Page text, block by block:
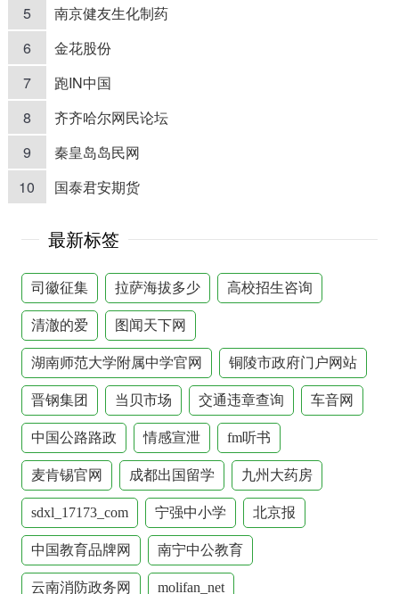
5
南京健友生化制药
6
金花股份
7
跑IN中国
8
齐齐哈尔网民论坛
9
秦皇岛岛民网
10
国泰君安期货
最新标签
司徽征集 拉萨海拔多少 高校招生咨询
清澈的爱 图闻天下网
湖南师范大学附属中学官网 铜陵市政府门户网站
晋钢集团 当贝市场 交通违章查询 车音网
中国公路路政 情感宣泄 fm听书
麦肯锡官网 成都出国留学 九州大药房
sdxl_17173_com 宁强中小学 北京报
中国教育品牌网 南宁中公教育
云南消防政务网 molifan_net